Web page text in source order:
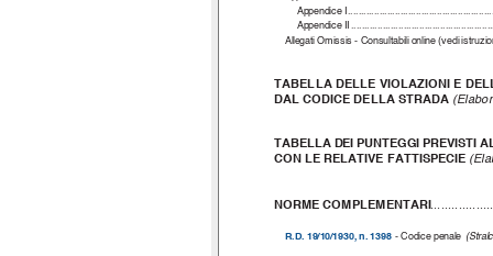
Appendice I
Appendice II
Allegati Omissis - Consultabili online (vedi
TABELLA DELLE VIOLAZIONI E
DAL CODICE DELLA STRADA
TABELLA DEI PUNTEGGI PREVISTI
CON LE RELATIVE FATTISPECIE
NORME COMPLEMENTARI
R.D. 19/10/1930, n. 1398 - Codice penale